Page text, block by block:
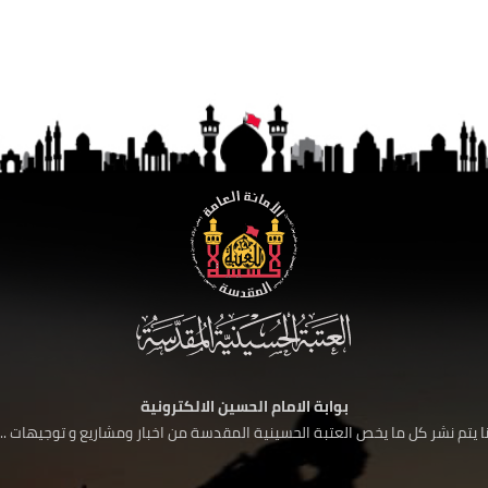
بوابة الامام الحسين الالكترونية
يتم نشر كل ما يخص العتبة الحسينية المقدسة من اخبار ومشاريع و توجيهات